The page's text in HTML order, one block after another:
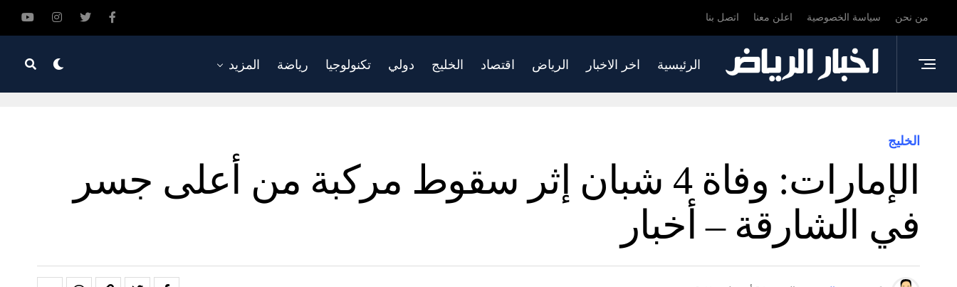
من نحن سياسة الخصوصية اعلن معنا اتصل بنا
الرئيسية اخر الاخبار الرياض اقتصاد الخليج دولي تكنولوجيا رياضة المزيد
الخليج
الإمارات: وفاة 4 شبان إثر سقوط مركبة من أعلى جسر
في الشارقة – أخبار